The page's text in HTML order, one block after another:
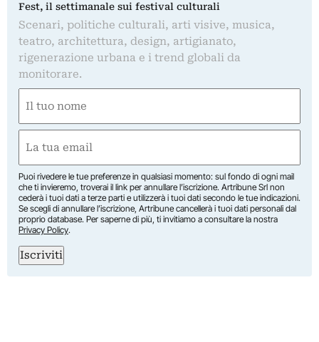
Fest, il settimanale sui festival culturali
Scenari, politiche culturali, arti visive, musica,
teatro, architettura, design, artigianato,
rigenerazione urbana e i trend globali da
monitorare.
(Required)
First
(Required)
Puoi rivedere le tue preferenze in qualsiasi momento: sul fondo di ogni mail
che ti invieremo, troverai il link per annullare l’iscrizione. Artribune Srl non
cederà i tuoi dati a terze parti e utilizzerà i tuoi dati secondo le tue indicazioni.
Se scegli di annullare l’iscrizione, Artribune cancellerà i tuoi dati personali dal
proprio database. Per saperne di più, ti invitiamo a consultare la nostra
Privacy Policy.
Iscriviti